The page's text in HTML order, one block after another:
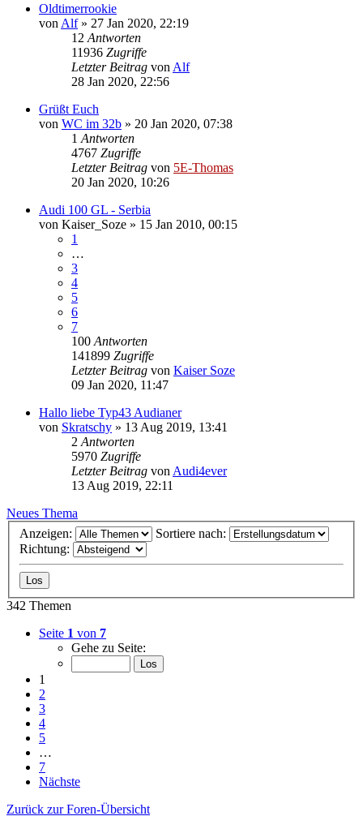
Oldtimerrookie
von Alf» 27 Jan 2020, 22:19
12 Antworten
11936 Zugriffe
Letzter Beitrag von Alf
28 Jan 2020, 22:56
Grüßt Euch
von WC im 32b » 20 Jan 2020, 07:38
1 Antworten
4767 Zugriffe
Letzter Beitrag von 5E-Thomas
20 Jan 2020, 10:26
Audi 100 GL - Serbia
von Kaiser_Soze » 15 Jan 2010, 00:15
1
…
3
4
5
6
7
100 Antworten
141899 Zugriffe
Letzter Beitrag von Kaiser Soze
09 Jan 2020, 11:47
Hallo liebe Typ43 Audianer
von Skratschy » 13 Aug 2019, 13:41
2 Antworten
5970 Zugriffe
Letzter Beitrag von Audi4ever
13 Aug 2019, 22:11
Neues Thema
Anzeigen:
Sortiere nach:
Richtung:
342 Themen
Seite 1 von 7
Gehe zu Seite:
1
2
3
4
5
…
7
Nächste
Zurück zur Foren-Übersicht